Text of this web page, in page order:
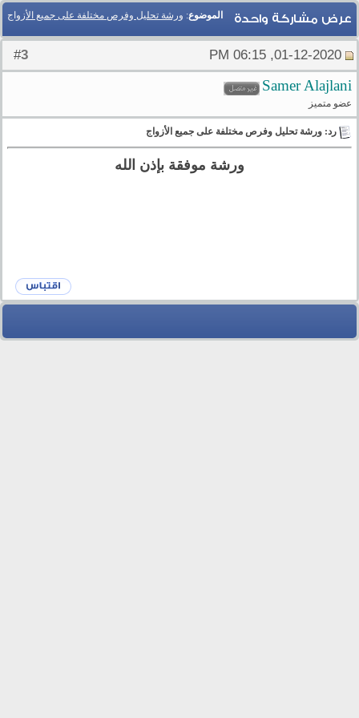
الموضوع: ورشة تحليل وفرص مختلفة على جميع الأزواج عرض مشاركة واحدة
3
Samer Alajlani
عضو متميز
رد: ورشة تحليل وفرص مختلفة على جميع الأزواج
ورشة موفقة بإذن الله